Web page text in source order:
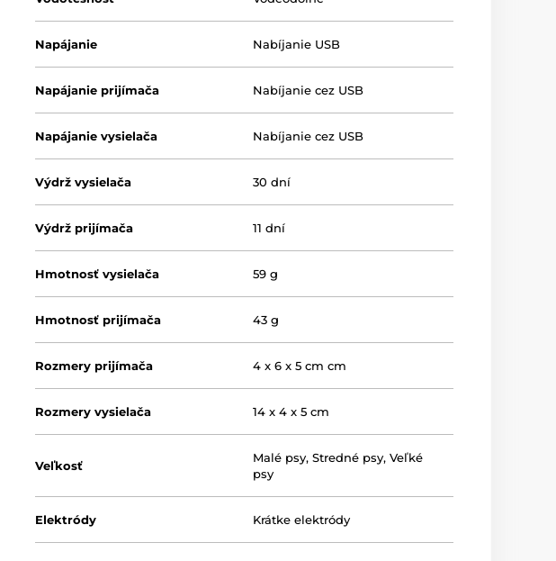
Napájanie Nabíjanie USB
Napájanie prijímača Nabíjanie cez USB
Napájanie vysielača Nabíjanie cez USB
Výdrž vysielača 30 dní
Výdrž prijímača 11 dní
Hmotnosť vysielača 59 g
Hmotnosť prijímača 43 g
Rozmery prijímača 4 x 6 x 5 cm cm
Rozmery vysielača 14 x 4 x 5 cm
Veľkosť
Malé psy,Stredné psy,Veľké
psy
Elektródy Krátke elektródy